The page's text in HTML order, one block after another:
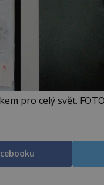
pro celý svět.